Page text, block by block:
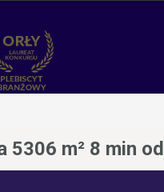
5306 m² 8 min